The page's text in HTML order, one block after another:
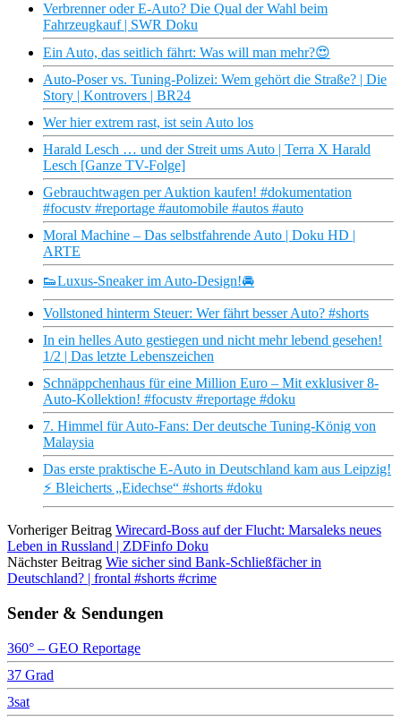
Verbrenner oder E-Auto? Die Qual der Wahl beim
Fahrzeugkauf | SWR Doku
Ein Auto, das seitlich fährt: Was will man mehr?😍
Auto-Poser vs. Tuning-Polizei: Wem gehört die Straße? | Die
Story | Kontrovers | BR24
Wer hier extrem rast, ist sein Auto los
Harald Lesch … und der Streit ums Auto | Terra X Harald
Lesch [Ganze TV-Folge]
Gebrauchtwagen per Auktion kaufen! #dokumentation
#focustv #reportage #automobile #autos #auto
Moral Machine – Das selbstfahrende Auto | Doku HD |
ARTE
👟Luxus-Sneaker im Auto-Design!🚘
Vollstoned hinterm Steuer: Wer fährt besser Auto? #shorts
In ein helles Auto gestiegen und nicht mehr lebend gesehen!
1/2 | Das letzte Lebenszeichen
Schnäppchenhaus für eine Million Euro – Mit exklusiver 8-
Auto-Kollektion! #focustv #reportage #doku
7. Himmel für Auto-Fans: Der deutsche Tuning-König von
Malaysia
Das erste praktische E-Auto in Deutschland kam aus Leipzig!
⚡ Bleicherts „Eidechse“ #shorts #doku
Vorheriger Beitrag Wirecard-Boss auf der Flucht: Marsaleks neues
Leben in Russland | ZDFinfo Doku
Nächster Beitrag Wie sicher sind Bank-Schließfächer in
Deutschland? | frontal #shorts #crime
Sender & Sendungen
360° – GEO Reportage
37 Grad
3sat